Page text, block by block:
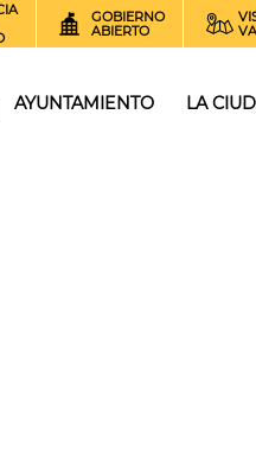
GOBIERNO
ABIERTO
AYUNTAMIENTO LA